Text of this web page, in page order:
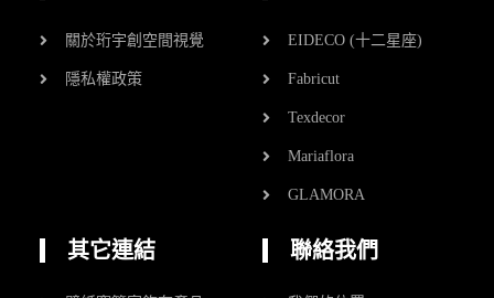
關於珩宇創空間視覺
隱私權政策
EIDECO (十二星座)
Fabricut
Texdecor
Mariaflora
GLAMORA
其它連結 聯絡我們